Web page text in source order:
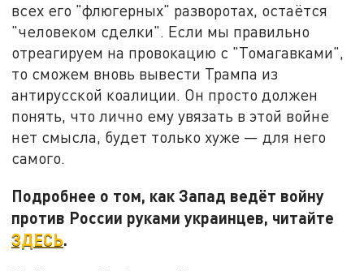
всех его "флюгерных" разворотах, остаётся
"человеком сделки". Если мы правильно
отреагируем на провокацию с "Томагавками",
то сможем вновь вывести Трампа из
антирусской коалиции. Он просто должен
понять, что лично ему увязать в этой войне
нет смысла, будет только хуже — для него
самого.
Подробнее о том, как Запад ведёт войну
против России руками украинцев, читайте
ЗДЕСЬ.